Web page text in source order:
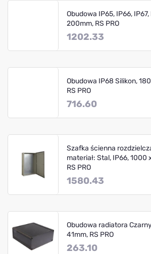
Obudowa IP65, IP66,
200mm, RS PRO
1202.33
Obudowa IP68 Silikon,
RS PRO
716.60
Szafka ścienna
materiał: Stal, IP66,
RS PRO
1580.43
Obudowa radiatora
41mm, RS PRO
263.10